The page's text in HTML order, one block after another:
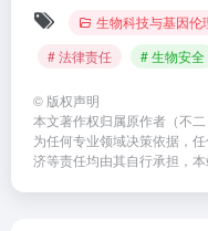
生物科技与基因伦
# 法律责任
# 生物安全
© 版权声明
本文著作权归属原作者（不
为任何专业领域决策依据，
济等责任均由其自行承担，本